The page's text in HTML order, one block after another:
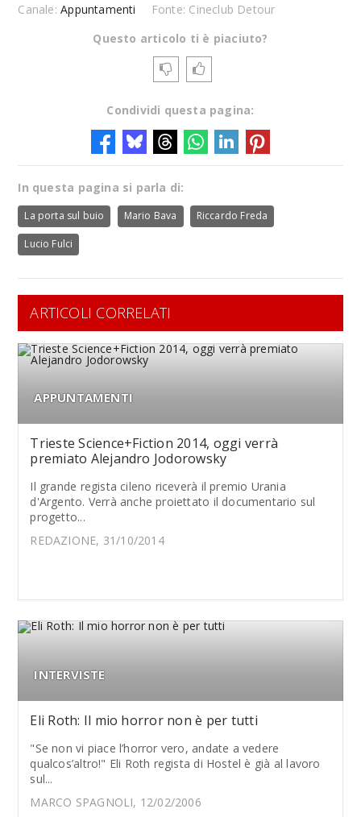
Canale:Appuntamenti
Fonte: Cineclub Detour
Questo articolo ti è piaciuto?
Condividi questa pagina:
In questa pagina si parla di:
La porta sul buio Mario Bava Riccardo Freda
Lucio Fulci
ARTICOLI CORRELATI
APPUNTAMENTI
Trieste Science+Fiction 2014, oggi verrà
premiato Alejandro Jodorowsky
Il grande regista cileno riceverà il premio Urania
d'Argento. Verrà anche proiettato il documentario sul
progetto...
REDAZIONE, 31/10/2014
INTERVISTE
Eli Roth: Il mio horror non è per tutti
"Se non vi piace l’horror vero, andate a vedere
qualcos’altro!" Eli Roth regista di Hostel è già al lavoro
sul...
MARCO SPAGNOLI, 12/02/2006